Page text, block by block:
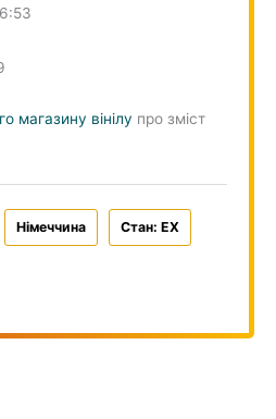
магазину вінілу про зміст
Німеччина Стан: EX